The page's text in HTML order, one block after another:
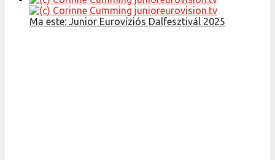
Ma este: Junior Eurovíziós Dalfesztivál 2025